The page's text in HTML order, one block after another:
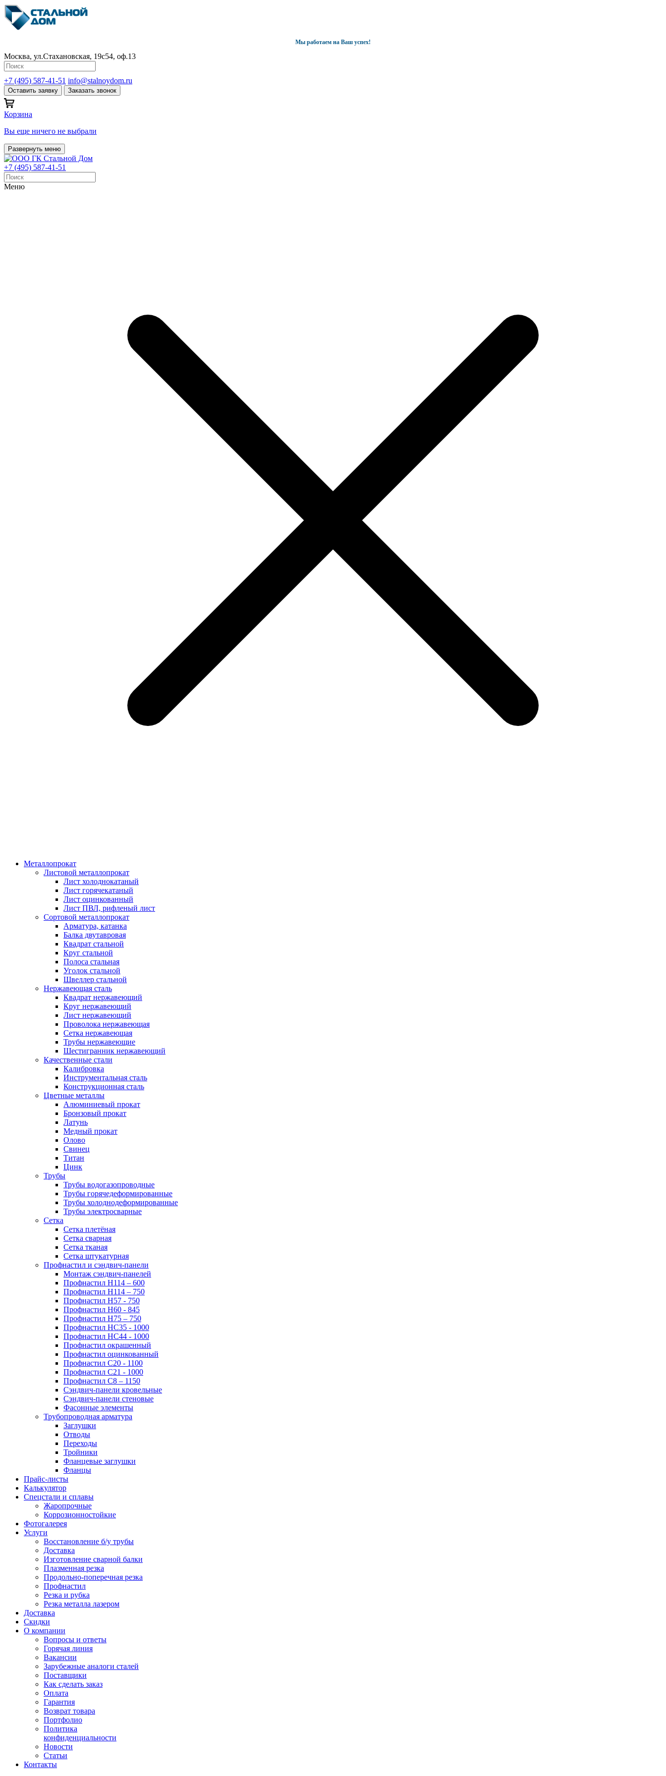
Мы работаем на Ваш успех!
Москва, ул.Стахановская, 19с54, оф.13
+7 (495) 587-41-51 info@stalnoydom.ru
Оставить заявку Заказать звонок
Корзина
Вы еще ничего не выбрали
Развернуть меню
+7 (495) 587-41-51
Меню
Металлопрокат
Листовой металлопрокат
Лист холоднокатаный
Лист горячекатаный
Лист оцинкованный
Лист ПВЛ, рифленый лист
Сортовой металлопрокат
Арматура, катанка
Балка двутавровая
Квадрат стальной
Круг стальной
Полоса стальная
Уголок стальной
Швеллер стальной
Нержавеющая сталь
Квадрат нержавеющий
Круг нержавеющий
Лист нержавеющий
Проволока нержавеющая
Сетка нержавеющая
Трубы нержавеющие
Шестигранник нержавеющий
Качественные стали
Калибровка
Инструментальная сталь
Конструкционная сталь
Цветные металлы
Алюминиевый прокат
Бронзовый прокат
Латунь
Медный прокат
Олово
Свинец
Титан
Цинк
Трубы
Трубы водогазопроводные
Трубы горячедеформированные
Трубы холоднодеформированные
Трубы электросварные
Сетка
Сетка плетёная
Сетка сварная
Сетка тканая
Сетка штукатурная
Профнастил и сэндвич-панели
Монтаж сэндвич-панелей
Профнастил Н114 – 600
Профнастил Н114 – 750
Профнастил Н57 - 750
Профнастил Н60 - 845
Профнастил Н75 – 750
Профнастил НС35 - 1000
Профнастил НС44 - 1000
Профнастил окрашенный
Профнастил оцинкованный
Профнастил С20 - 1100
Профнастил С21 - 1000
Профнастил С8 – 1150
Сэндвич-панели кровельные
Сэндвич-панели стеновые
Фасонные элементы
Трубопроводная арматура
Заглушки
Отводы
Переходы
Тройники
Фланцевые заглушки
Фланцы
Прайс-листы
Калькулятор
Спецстали и сплавы
Жаропрочные
Коррозионностойкие
Фотогалерея
Услуги
Восстановление б/у трубы
Доставка
Изготовление сварной балки
Плазменная резка
Продольно-поперечная резка
Профнастил
Резка и рубка
Резка металла лазером
Доставка
Скидки
О компании
Вопросы и ответы
Горячая линия
Вакансии
Зарубежные аналоги сталей
Поставщики
Как сделать заказ
Оплата
Гарантия
Возврат товара
Портфолио
Политика
конфиденциальности
Новости
Статьи
Контакты